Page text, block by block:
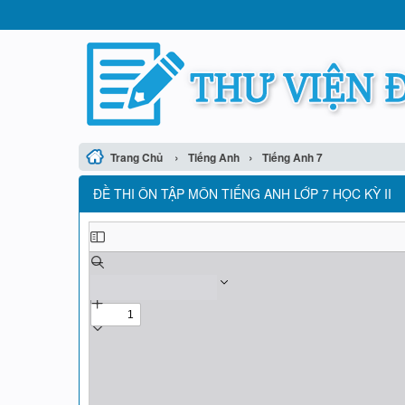
Trang Chủ › Tiếng Anh › Tiếng Anh 7
ĐỀ THI ÔN TẬP MÔN TIẾNG ANH LỚP 7 HỌC KỲ II